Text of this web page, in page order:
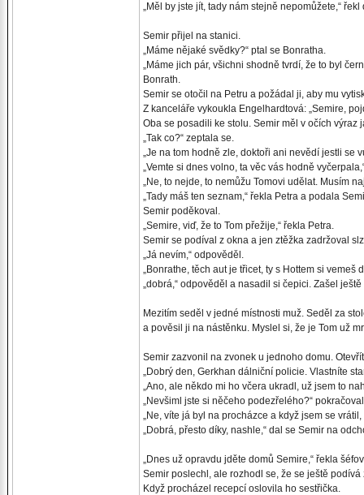
„Měl by jste jít, tady nám stejně nepomůžete,“ řekl
Semir přijel na stanici.
„Máme nějaké svědky?“ ptal se Bonratha.
„Máme jich pár, všichni shodně tvrdí, že to byl
Bonrath.
Semir se otočil na Petru a požádal ji, aby mu
Z kanceláře vykoukla Engelhardtová: „Semire,
Oba se posadili ke stolu. Semir měl v očích výraz
„Tak co?“ zeptala se.
„Je na tom hodně zle, doktoři ani nevědí jestli se
„Vemte si dnes volno, ta věc vás hodně
„Ne, to nejde, to nemůžu Tomovi udělat. Musím
„Tady máš ten seznam,“ řekla Petra a podala
Semir poděkoval.
„Semire, viď, že to Tom přežije,“ řekla Petra.
Semir se podíval z okna a jen ztěžka zadržoval
„Já nevím,“ odpověděl.
„Bonrathe, těch aut je třicet, ty s Hottem si vemeš
„dobrá,“ odpověděl a nasadil si čepici. Zašel
Mezitím seděl v jedné místnosti muž. Seděl za
a pověsil ji na nástěnku. Myslel si, že je Tom už
Semir zazvonil na zvonek u jednoho domu.
„Dobrý den, Gerkhan dálniční policie. Vlastníte
„Ano, ale někdo mi ho včera ukradl, už jsem to
„Nevšiml jste si něčeho podezřelého?“
„Ne, víte já byl na procházce a když jsem se
„Dobrá, přesto díky, nashle,“ dal se Semir na
„Dnes už opravdu jděte domů Semire,“ řekla
Semir poslechl, ale rozhodl se, že se ještě
Když procházel recepcí oslovila ho sestřička.